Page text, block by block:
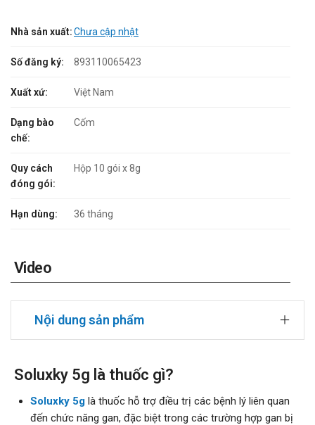
Nhà sản xuất:Chưa cập nhật
Số đăng ký: 893110065423
Xuất xứ: Việt Nam
Dạng bào
chế:
Cốm
Quy cách
đóng gói:
Hộp 10 gói x 8g
Hạn dùng: 36 tháng
Video
Nội dung sản phẩm
Soluxky 5g là thuốc gì?
Soluxky 5glà thuốc hỗ trợ điều trị các bệnh lý liên quan
đến chức năng gan, đặc biệt trong các trường hợp gan bị